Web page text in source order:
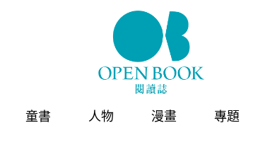
童書 人物 漫畫 專題